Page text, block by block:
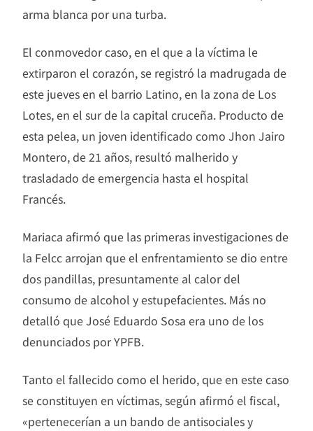
arma blanca por una turba.
El conmovedor caso, en el que a la víctima le
extirparon el corazón, se registró la madrugada de
este jueves en el barrio Latino, en la zona de Los
Lotes, en el sur de la capital cruceña. Producto de
esta pelea, un joven identificado como Jhon Jairo
Montero, de 21 años, resultó malherido y
trasladado de emergencia hasta el hospital
Francés.
Mariaca afirmó que las primeras investigaciones de
la Felcc arrojan que el enfrentamiento se dio entre
dos pandillas, presuntamente al calor del
consumo de alcohol y estupefacientes. Más no
detalló que José Eduardo Sosa era uno de los
denunciados por YPFB.
Tanto el fallecido como el herido, que en este caso
se constituyen en víctimas, según afirmó el fiscal,
«pertenecerían a un bando de antisociales y